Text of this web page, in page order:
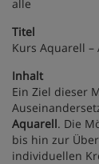
alle
Titel
Kurs Aquarell
Inhalt
Ein Ziel dieser
Aquarell. Die
bis hin zur
individuellen